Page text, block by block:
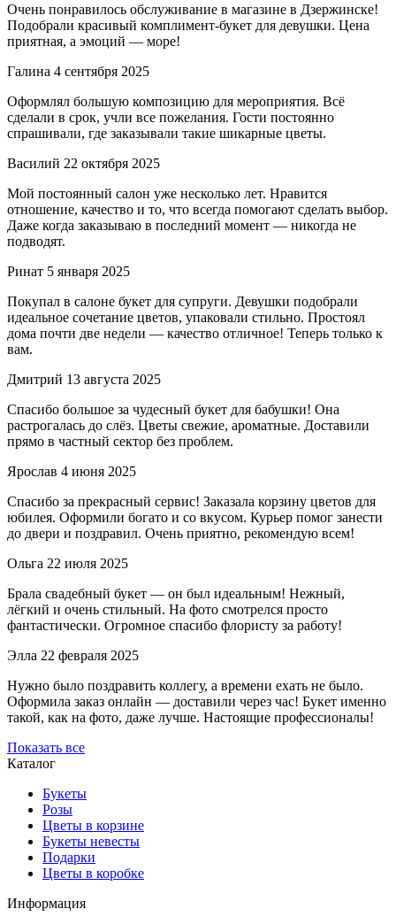
Очень понравилось обслуживание в магазине в Дзержинске!
Подобрали красивый комплимент-букет для девушки. Цена
приятная, а эмоций — море!
Галина 4 сентября 2025
Оформлял большую композицию для мероприятия. Всё
сделали в срок, учли все пожелания. Гости постоянно
спрашивали, где заказывали такие шикарные цветы.
Василий 22 октября 2025
Мой постоянный салон уже несколько лет. Нравится
отношение, качество и то, что всегда помогают сделать выбор.
Даже когда заказываю в последний момент — никогда не
подводят.
Ринат 5 января 2025
Покупал в салоне букет для супруги. Девушки подобрали
идеальное сочетание цветов, упаковали стильно. Простоял
дома почти две недели — качество отличное! Теперь только к
вам.
Дмитрий 13 августа 2025
Спасибо большое за чудесный букет для бабушки! Она
растрогалась до слёз. Цветы свежие, ароматные. Доставили
прямо в частный сектор без проблем.
Ярослав 4 июня 2025
Спасибо за прекрасный сервис! Заказала корзину цветов для
юбилея. Оформили богато и со вкусом. Курьер помог занести
до двери и поздравил. Очень приятно, рекомендую всем!
Ольга 22 июля 2025
Брала свадебный букет — он был идеальным! Нежный,
лёгкий и очень стильный. На фото смотрелся просто
фантастически. Огромное спасибо флористу за работу!
Элла 22 февраля 2025
Нужно было поздравить коллегу, а времени ехать не было.
Оформила заказ онлайн — доставили через час! Букет именно
такой, как на фото, даже лучше. Настоящие профессионалы!
Показать все
Каталог
Букеты
Розы
Цветы в корзине
Букеты невесты
Подарки
Цветы в коробке
Информация